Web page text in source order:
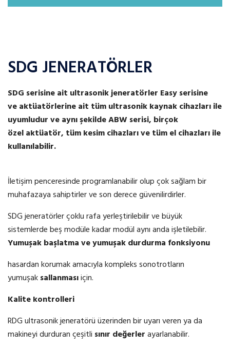
SDG JENERATÖRLER
SDG serisine ait ultrasonikjeneratörler Easyserisine
veaktüatörlerineait tümultrasonikkaynak cihazları ile
uyumludur ve aynı şekilde ABW serisi, birçok
özelaktüatör, tüm kesim cihazları ve tüm el cihazları ile
kullanılabilir.
İletişim penceresinde programlanabilir olup çok sağlam bir
muhafazaya sahiptirler ve son derece güvenilirdirler.
SDG jeneratörler çoklu rafa yerleştirilebilir ve büyük
sistemlerde beş modüle kadar modül aynı anda işletilebilir.
Yumuşak başlatma ve yumuşak durdurma fonksiyonu
hasardan korumak amacıyla kompleks sonotrotların
yumuşaksallanmasıiçin.
Kalite kontrolleri
RDG ultrasonik jeneratörü üzerinden bir uyarı veren ya da
makineyi durduran çeşitli sınır değerlerayarlanabilir.